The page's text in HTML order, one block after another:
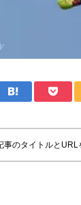
事のタイトルとURL